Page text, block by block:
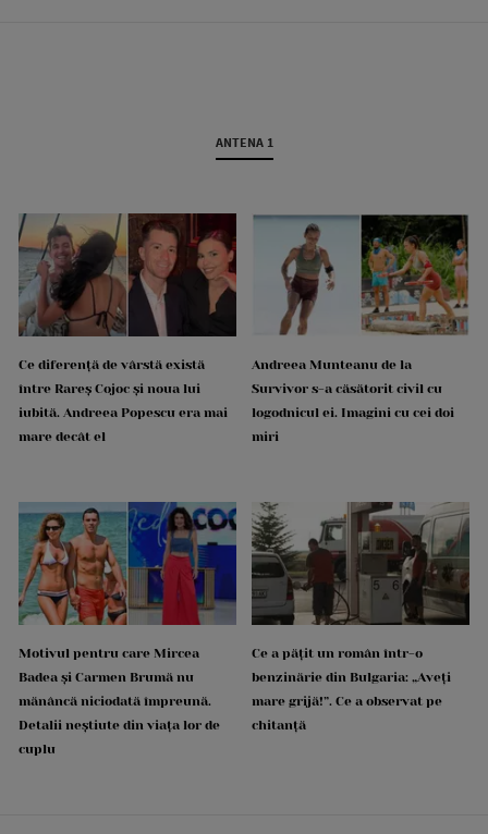
ANTENA 1
Ce diferență de vârstă există
între Rareș Cojoc și noua lui
iubită. Andreea Popescu era mai
mare decât el
Andreea Munteanu de la
Survivor s-a căsătorit civil cu
logodnicul ei. Imagini cu cei doi
miri
Motivul pentru care Mircea
Badea și Carmen Brumă nu
mănâncă niciodată împreună.
Detalii neștiute din viața lor de
cuplu
Ce a pățit un român într-o
benzinărie din Bulgaria: „Aveți
mare grijă!”. Ce a observat pe
chitanță